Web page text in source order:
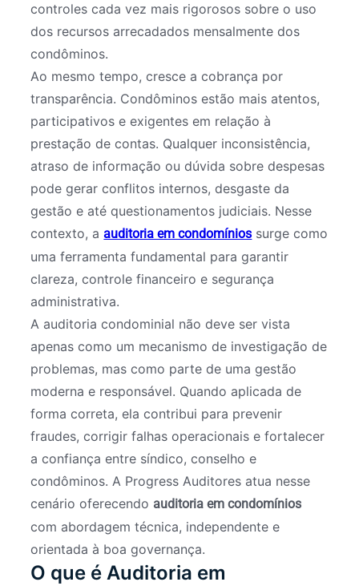
controles cada vez mais rigorosos sobre o uso
dos recursos arrecadados mensalmente dos
condôminos.
Ao mesmo tempo, cresce a cobrança por
transparência. Condôminos estão mais atentos,
participativos e exigentes em relação à
prestação de contas. Qualquer inconsistência,
atraso de informação ou dúvida sobre despesas
pode gerar conflitos internos, desgaste da
gestão e até questionamentos judiciais. Nesse
contexto, aauditoria em condomínios surge como
uma ferramenta fundamental para garantir
clareza, controle financeiro e segurança
administrativa.
A auditoria condominial não deve ser vista
apenas como um mecanismo de investigação de
problemas, mas como parte de uma gestão
moderna e responsável. Quando aplicada de
forma correta, ela contribui para prevenir
fraudes, corrigir falhas operacionais e fortalecer
a confiança entre síndico, conselho e
condôminos. A Progress Auditores atua nesse
cenário oferecendo auditoria em condomínios
com abordagem técnica, independente e
orientada à boa governança.
O que é Auditoria em